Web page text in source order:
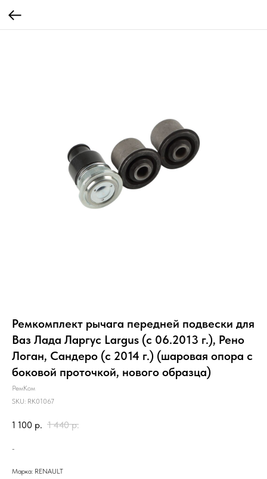
Ремкомплект рычага передней подвески для
Ваз Лада Ларгус Largus (с 06.2013 г.), Рено
Логан, Сандеро (с 2014 г.) (шаровая опора с
боковой проточкой, нового образца)
РемКом
SKU: RK01067
1 100 р. 1 440 р.
-
Марка: RENAULT